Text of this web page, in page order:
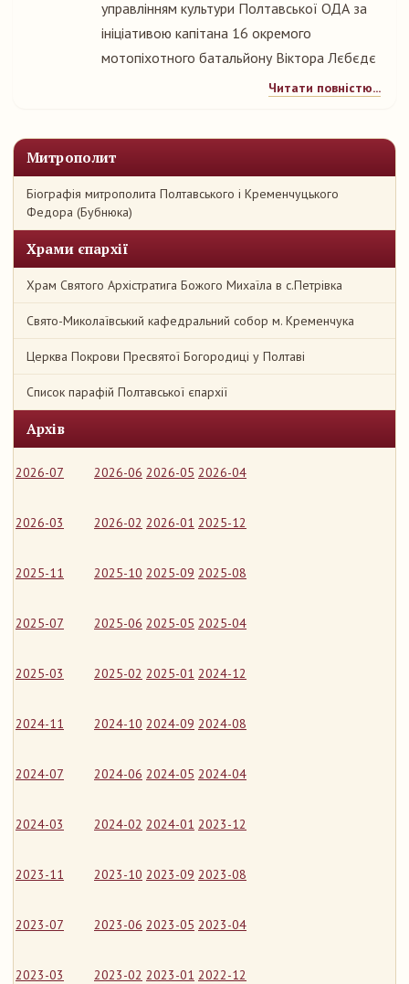
Митрополит
Біографія митрополита Полтавського і Кременчуцького
Федора (Бубнюка)
Храми єпархії
Храм Святого Архістратига Божого Михаїла в с.Петрівка
Свято-Миколаївський кафедральний собор м. Кременчука
Церква Покрови Пресвятої Богородиці у Полтаві
Список парафій Полтавської єпархії
Архів
2026-07 2026-06 2026-05 2026-04
2026-03 2026-02 2026-01 2025-12
2025-11 2025-10 2025-09 2025-08
2025-07 2025-06 2025-05 2025-04
2025-03 2025-02 2025-01 2024-12
2024-11 2024-10 2024-09 2024-08
2024-07 2024-06 2024-05 2024-04
2024-03 2024-02 2024-01 2023-12
2023-11 2023-10 2023-09 2023-08
2023-07 2023-06 2023-05 2023-04
2023-03 2023-02 2023-01 2022-12
управлінням культури Полтавської ОДА за
ініціативою капітана 16 окремого
мотопіхотного батальйону Віктора Лєбєдє
Читати повністю...